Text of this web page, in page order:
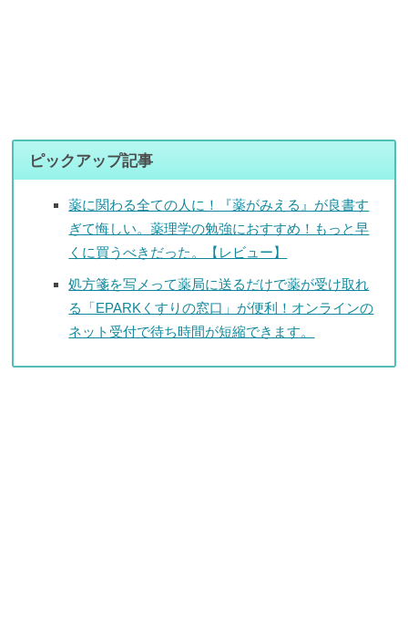
ピックアップ記事
薬に関わる全ての人に！『薬がみえる』が良書す
ぎて悔しい。薬理学の勉強におすすめ！もっと早
くに買うべきだった。【レビュー】
処方箋を写メって薬局に送るだけで薬が受け取れ
る「EPARKくすりの窓口」が便利！オンラインの
ネット受付で待ち時間が短縮できます。